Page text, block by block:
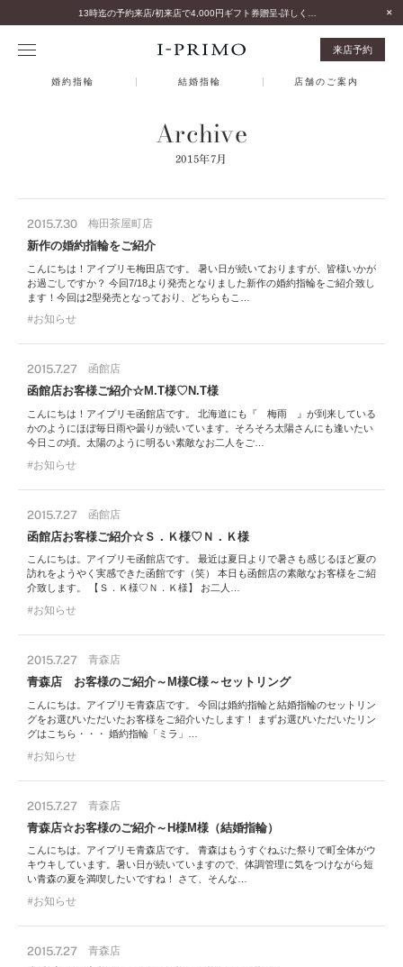
来店予約
婚約指輪 結婚指輪 店舗のご案内
Archive
2015年7月
2015.7.30 梅田茶屋町店
新作の婚約指輪をご紹介
こんにちは！アイプリモ梅田店です。 暑い日が続いておりますが、皆様いかが
お過ごしですか？ 今回7/18より発売となりました新作の婚約指輪をご紹介致し
ます！今回は2型発売となっており、どちらもこ…
お知らせ
2015.7.27 函館店
函館店お客様ご紹介☆M.T様♡N.T様
こんにちは！アイプリモ函館店です。 北海道にも『 梅雨 』が到来している
かのようにほぼ毎日雨や曇りが続いています。そろそろ太陽さんにも逢いたい
今日この頃。太陽のように明るい素敵なお二人をご…
お知らせ
2015.7.27 函館店
函館店お客様ご紹介☆Ｓ．Ｋ様♡Ｎ．Ｋ様
こんにちは。アイプリモ函館店です。 最近は夏日よりで暑さも感じるほど夏の
訪れをようやく実感できた函館です（笑） 本日も函館店の素敵なお客様をご紹
介致します。 【Ｓ．Ｋ様♡Ｎ．Ｋ様】 お二人…
お知らせ
2015.7.27 青森店
青森店 お客様のご紹介～M様C様～セットリング
こんにちは。アイプリモ青森店です。 今回は婚約指輪と結婚指輪のセットリン
グをお選びいただいたお客様をご紹介いたします！ まずお選びいただいたリン
グはこちら・・・ 婚約指輪「ミラ」…
お知らせ
2015.7.27 青森店
青森店☆お客様のご紹介～H様M様（結婚指輪）
こんにちは。アイプリモ青森店です。 青森はもうすぐねぶた祭りで町全体がウ
キウキしています。暑い日が続いていますので、体調管理に気をつけながら短
い青森の夏を満喫したいですね！ さて、そんな…
お知らせ
2015.7.27 青森店